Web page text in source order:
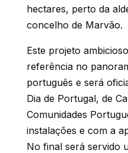
hectares, perto da
concelho de Marvão.
Este projeto
referência no
português e será
Dia de Portugal, de
Comunidades
instalações e com a
No final será servido